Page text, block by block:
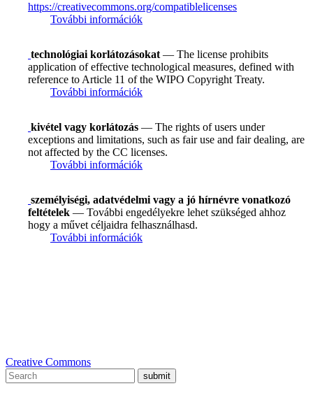
https://creativecommons.org/compatiblelicenses
További információk
technológiai korlátozásokat — The license prohibits
application of effective technological measures, defined with
reference to Article 11 of the WIPO Copyright Treaty.
További információk
kivétel vagy korlátozás — The rights of users under
exceptions and limitations, such as fair use and fair dealing, are
not affected by the CC licenses.
További információk
személyiségi, adatvédelmi vagy a jó hírnévre vonatkozó
feltételek — További engedélyekre lehet szükséged ahhoz
hogy a művet céljaidra felhasználhasd.
További információk
Creative Commons
submit